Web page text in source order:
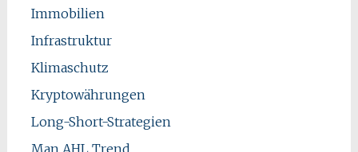
Immobilien
Infrastruktur
Klimaschutz
Kryptowährungen
Long-Short-Strategien
Man AHL Trend